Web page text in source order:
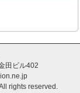
田ビル402
rights reserved.